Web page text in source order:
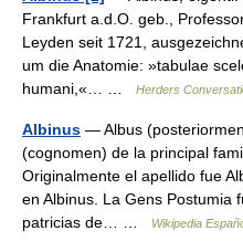
Frankfurt a.d.O. geb.,
Leyden seit 1721,
um die Anatomie: »tabulae
humani,«… …
Herders
Albinus — Albus
(cognomen) de la principal
Originalmente el apellido fue
en Albinus. La Gens Postumia
patricias de… …
Wikipedia